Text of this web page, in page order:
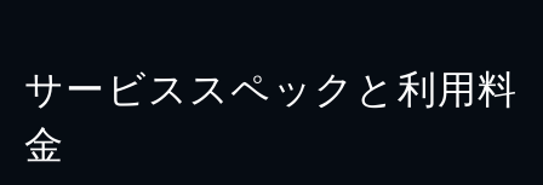
サービススペックと利用料
金